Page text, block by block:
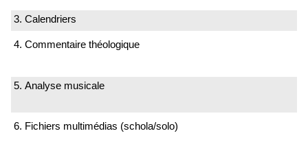
3. Calendriers
4. Commentaire théologique
5. Analyse musicale
6. Fichiers multimédias (schola/solo)